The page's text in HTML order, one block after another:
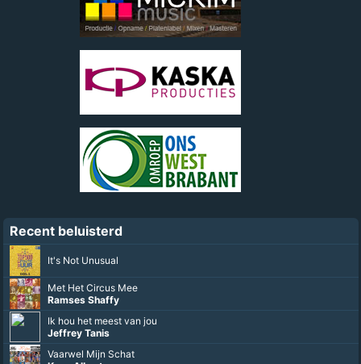
Recent beluisterd
It's Not Unusual
Met Het Circus Mee
Ramses Shaffy
Ik hou het meest van jou
Jeffrey Tanis
Vaarwel Mijn Schat